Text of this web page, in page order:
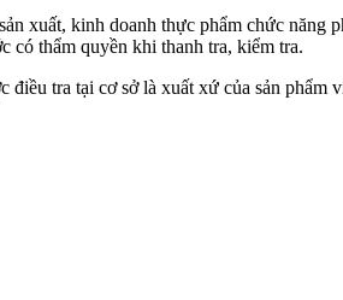
xuất, kinh doanh thực phẩm chức năng
có thẩm quyền khi thanh tra, kiểm tra.
tra tại cơ sở là xuất xứ của sản